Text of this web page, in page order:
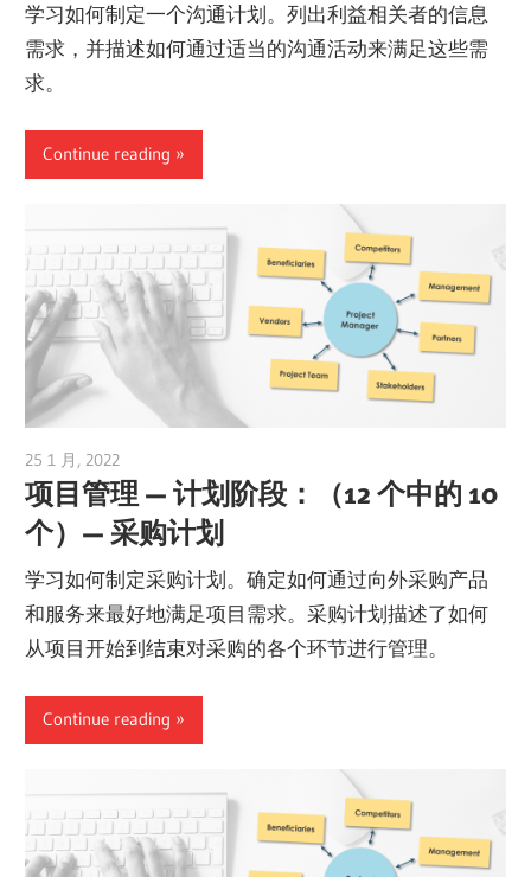
学习如何制定一个沟通计划。列出利益相关者的信息
需求，并描述如何通过适当的沟通活动来满足这些需
求。
Continue reading
25 1 月, 2022
项目管理 — 计划阶段：（12 个中的 10
个）— 采购计划
学习如何制定采购计划。确定如何通过向外采购产品
和服务来最好地满足项目需求。采购计划描述了如何
从项目开始到结束对采购的各个环节进行管理。
Continue reading